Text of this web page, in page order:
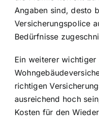
Angaben sind, desto
Versicherungspolice
Bedürfnisse
Ein weiterer
richtigen
ausreichend hoch
Kosten für den